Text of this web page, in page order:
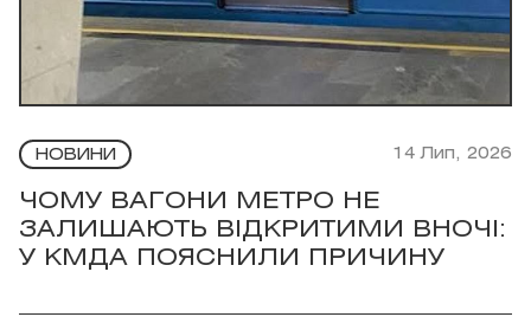
НОВИНИ 14 Лип, 2026
ЧОМУ ВАГОНИ МЕТРО НЕ
ЗАЛИШАЮТЬ ВІДКРИТИМИ ВНОЧІ:
У КМДА ПОЯСНИЛИ ПРИЧИНУ